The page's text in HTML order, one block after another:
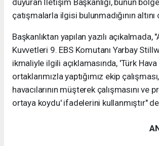
çatışmalarla ilgisi bulunmadığının altını
Başkanlıktan yapılan yazılı açıkalmada,
Kuvvetleri 9. EBS Komutanı Yarbay
ikmaliyle ilgili açıklamasında, 'Türk
ortaklarımızla yaptığımız ekip
havacılarının müşterek çalışmasını ve
ortaya koydu' ifadelerini kullanmıştır"